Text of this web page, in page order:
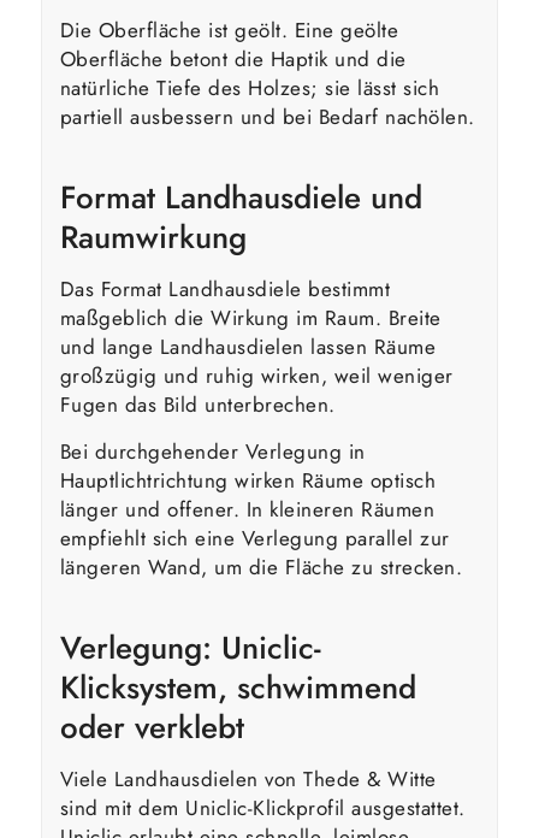
Die Oberfläche ist geölt. Eine geölte
Oberfläche betont die Haptik und die
natürliche Tiefe des Holzes; sie lässt sich
partiell ausbessern und bei Bedarf nachölen.
Format Landhausdiele und
Raumwirkung
Das Format Landhausdiele bestimmt
maßgeblich die Wirkung im Raum. Breite
und lange Landhausdielen lassen Räume
großzügig und ruhig wirken, weil weniger
Fugen das Bild unterbrechen.
Bei durchgehender Verlegung in
Hauptlichtrichtung wirken Räume optisch
länger und offener. In kleineren Räumen
empfiehlt sich eine Verlegung parallel zur
längeren Wand, um die Fläche zu strecken.
Verlegung: Uniclic-
Klicksystem, schwimmend
oder verklebt
Viele Landhausdielen von Thede & Witte
sind mit dem Uniclic-Klickprofil ausgestattet.